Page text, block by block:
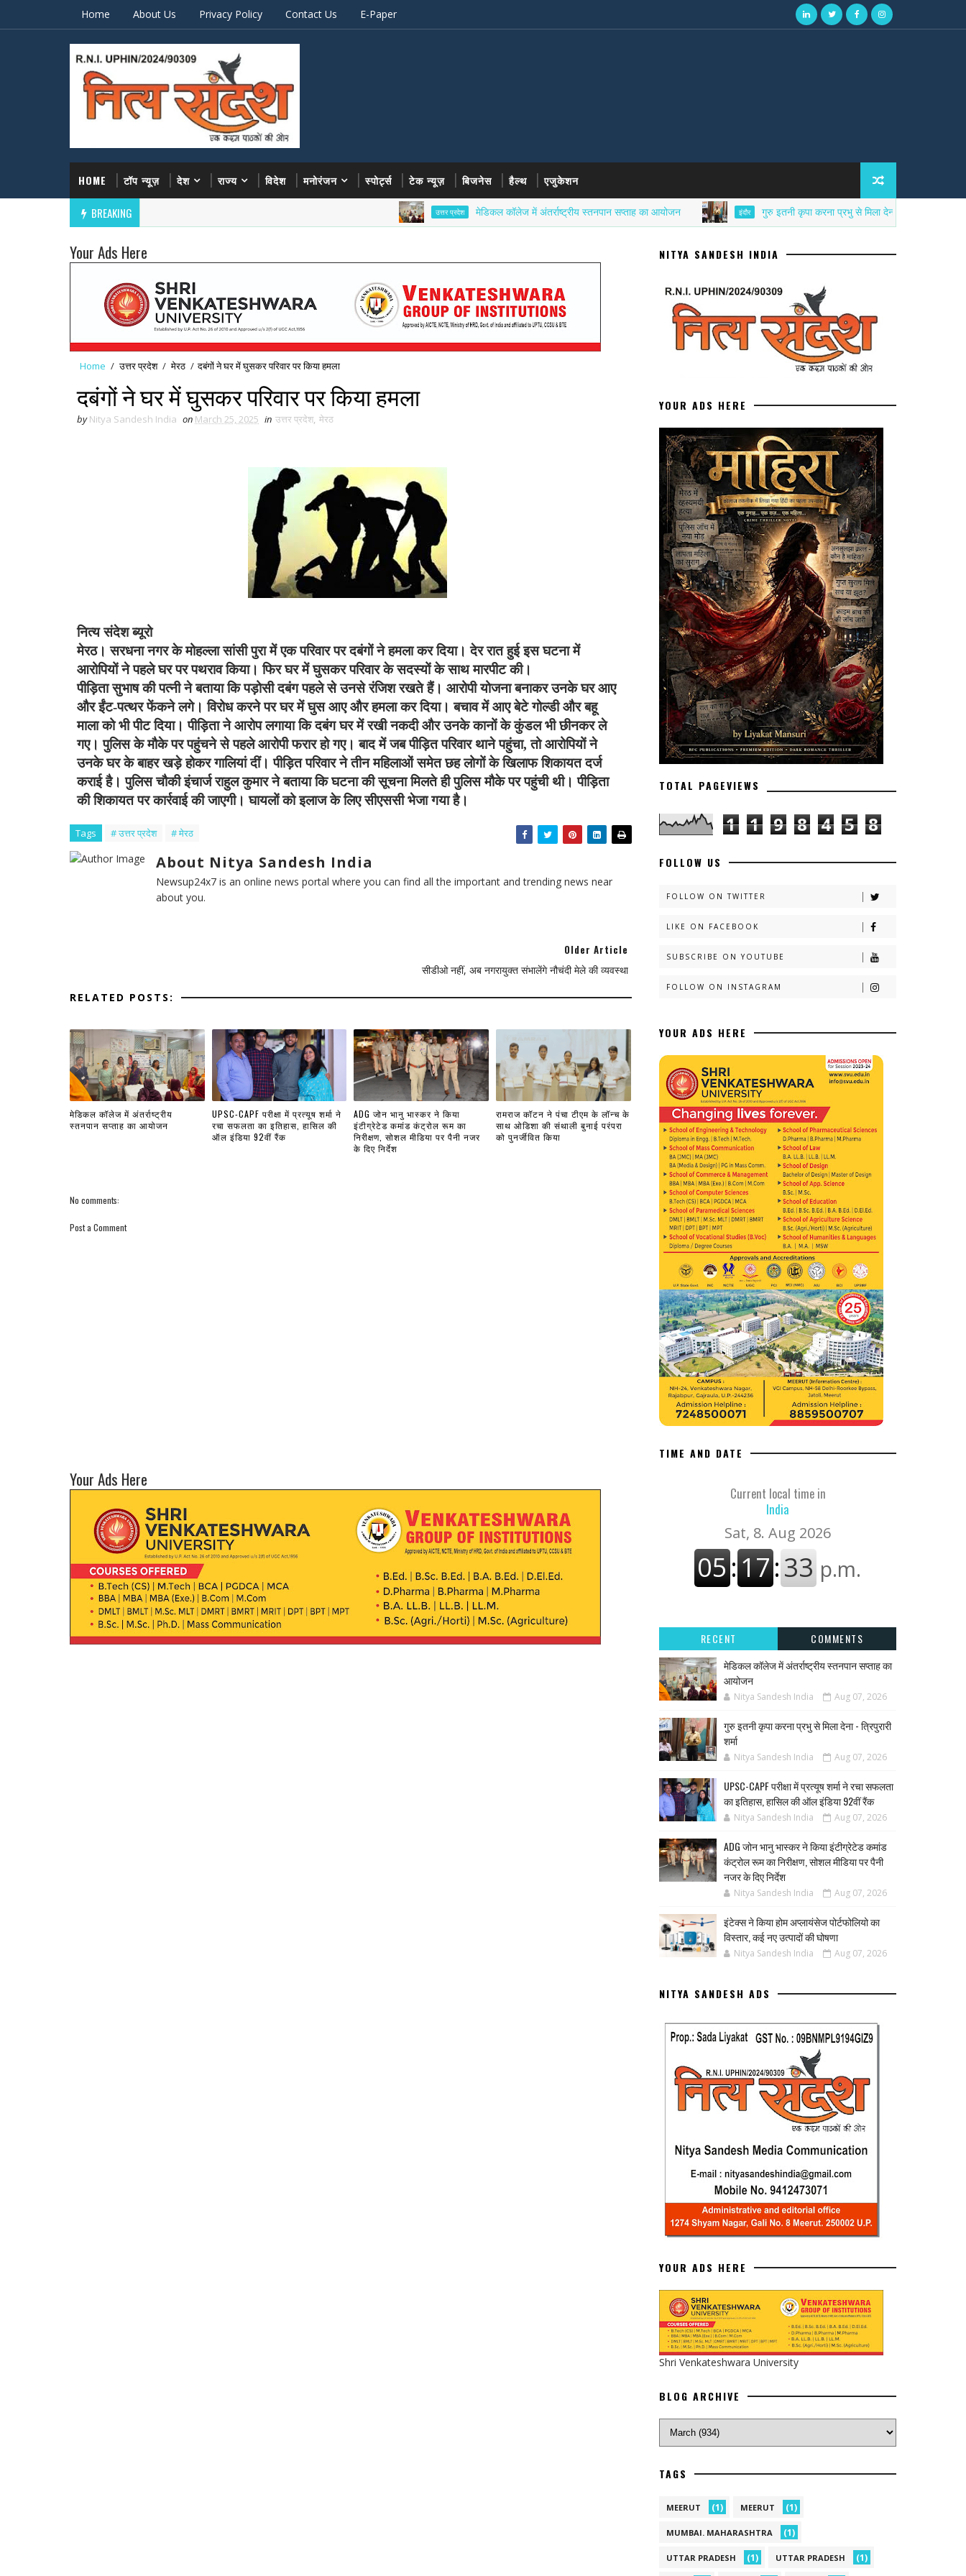
Home About Us Privacy Policy Contact Us E-Paper
HOME टॉप न्यूज़ देश राज्य विदेश मनोरंजन स्पोर्ट्स टेक न्यूज़ बिजनेस हैल्थ एजुकेशन
BREAKING उत्तर प्रदेश मेडिकल कॉलेज में अंतर्राष्ट्रीय स्तनपान सप्ताह का आयोजन इंदौर गुरु इतनी कृपा करना प्रभु से मिला देना - त्रिपुरारी शर्मा
Your Ads Here
Home / उत्तर प्रदेश / मेरठ / दबंगों ने घर में घुसकर परिवार पर किया हमला
दबंगों ने घर में घुसकर परिवार पर किया हमला
by Nitya Sandesh India on March 25, 2025 in उत्तर प्रदेश, मेरठ
नित्य संदेश ब्यूरो
मेरठ। सरधना नगर के मोहल्ला सांसी पुरा में एक परिवार पर दबंगों ने हमला कर दिया। देर रात हुई इस घटना में
आरोपियों ने पहले घर पर पथराव किया। फिर घर में घुसकर परिवार के सदस्यों के साथ मारपीट की।
पीड़िता सुभाष की पत्नी ने बताया कि पड़ोसी दबंग पहले से उनसे रंजिश रखते हैं। आरोपी योजना बनाकर उनके घर आए
और ईंट-पत्थर फेंकने लगे। विरोध करने पर घर में घुस आए और हमला कर दिया। बचाव में आए बेटे गोल्डी और बहू
माला को भी पीट दिया। पीड़िता ने आरोप लगाया कि दबंग घर में रखी नकदी और उनके कानों के कुंडल भी छीनकर ले
गए। पुलिस के मौके पर पहुंचने से पहले आरोपी फरार हो गए। बाद में जब पीड़ित परिवार थाने पहुंचा, तो आरोपियों ने
उनके घर के बाहर खड़े होकर गालियां दीं। पीड़ित परिवार ने तीन महिलाओं समेत छह लोगों के खिलाफ शिकायत दर्ज
कराई है। पुलिस चौकी इंचार्ज राहुल कुमार ने बताया कि घटना की सूचना मिलते ही पुलिस मौके पर पहुंची थी। पीड़िता
की शिकायत पर कार्रवाई की जाएगी। घायलों को इलाज के लिए सीएससी भेजा गया है।
Tags # उत्तर प्रदेश # मेरठ
About Nitya Sandesh India
Newsup24x7 is an online news portal where you can find all the important and trending news near
about you.
Older Article
सीडीओ नहीं, अब नगरायुक्त संभालेंगे नौचंदी मेले की व्यवस्था
RELATED POSTS:
मेडिकल कॉलेज में अंतर्राष्ट्रीय
स्तनपान सप्ताह का आयोजन
UPSC-CAPF परीक्षा में प्रत्यूष शर्मा ने
रचा सफलता का इतिहास, हासिल की
ऑल इंडिया 92वीं रैंक
ADG जोन भानु भास्कर ने किया
इंटीग्रेटेड कमांड कंट्रोल रूम का
निरीक्षण, सोशल मीडिया पर पैनी नजर
के दिए निर्देश
रामराज कॉटन ने पंचा टीएम के लॉन्च के
साथ ओडिशा की संथाली बुनाई परंपरा
को पुनर्जीवित किया
No comments:
Post a Comment
Your Ads Here
NITYA SANDESH INDIA
YOUR ADS HERE
TOTAL PAGEVIEWS
1 1 9 8 4 5 8
FOLLOW US
FOLLOW ON TWITTER
LIKE ON FACEBOOK
SUBSCRIBE ON YOUTUBE
FOLLOW ON INSTAGRAM
YOUR ADS HERE
TIME AND DATE
Current local time in
India
RECENT
COMMENTS
मेडिकल कॉलेज में अंतर्राष्ट्रीय स्तनपान सप्ताह का
आयोजन
Nitya Sandesh India Aug 07, 2026
गुरु इतनी कृपा करना प्रभु से मिला देना - त्रिपुरारी
शर्मा
Nitya Sandesh India Aug 07, 2026
UPSC-CAPF परीक्षा में प्रत्यूष शर्मा ने रचा सफलता
का इतिहास, हासिल की ऑल इंडिया 92वीं रैंक
Nitya Sandesh India Aug 07, 2026
ADG जोन भानु भास्कर ने किया इंटीग्रेटेड कमांड
कंट्रोल रूम का निरीक्षण, सोशल मीडिया पर पैनी
नजर के दिए निर्देश
Nitya Sandesh India Aug 07, 2026
इंटेक्स ने किया होम अप्लायंसेज पोर्टफोलियो का
विस्तार, कई नए उत्पादों की घोषणा
Nitya Sandesh India Aug 07, 2026
NITYA SANDESH ADS
YOUR ADS HERE
Shri Venkateshwara University
BLOG ARCHIVE
TAGS
MEERUT (1) MEERUT (1)
MUMBAI. MAHARASHTRA (1)
UTTAR PRADESH (1) UTTAR PRADESH (1)